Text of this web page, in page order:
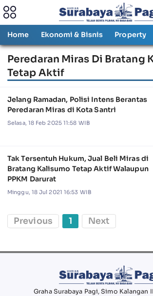
Home Ekonomi & Bisnis Property
Peredaran Miras Di Bratang
Tetap Aktif
Jelang Ramadan, Polisi Intens Berantas
Peredaran Miras di Kota Santri
Selasa, 18 Feb 2025 11:58 WIB
Tak Tersentuh Hukum, Jual Beli Miras di
Bratang Kalisumo Tetap Aktif Walaupun
PPKM Darurat
Minggu, 18 Jul 2021 16:53 WIB
Previous 1 Next
Graha Surabaya Pagi, Simo Kalangan